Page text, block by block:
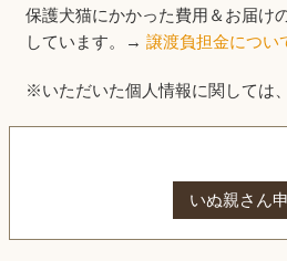
保護犬猫にかかった費用＆お届け
しています。→ 譲渡負担金につい
※いただいた個人情報に関しては
いぬ親さん